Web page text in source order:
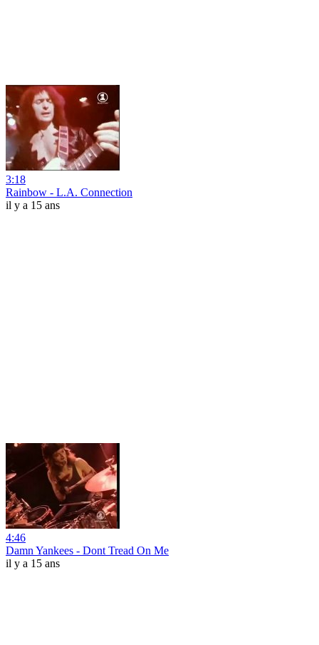
3:18
Rainbow - L.A. Connection
il y a 15 ans
4:46
Damn Yankees - Dont Tread On Me
il y a 15 ans